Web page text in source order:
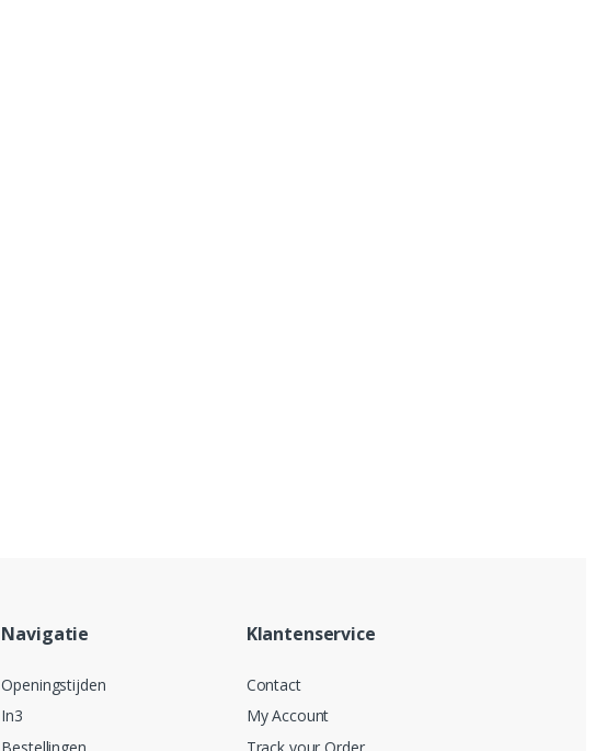
Navigatie
Openingstijden
In3
Klantenservice
Contact
My Account